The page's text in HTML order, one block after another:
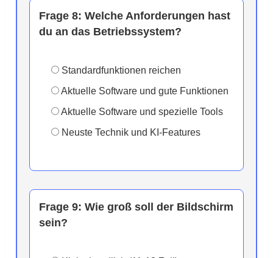
Frage 8: Welche Anforderungen hast
du an das Betriebssystem?
Standardfunktionen reichen
Aktuelle Software und gute Funktionen
Aktuelle Software und spezielle Tools
Neuste Technik und KI-Features
Frage 9: Wie groß soll der Bildschirm
sein?